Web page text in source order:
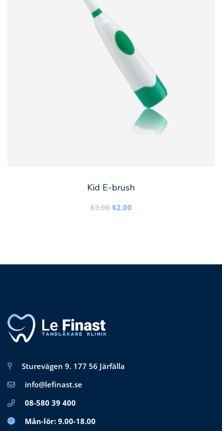
Kid E-brush
$3.00 Det
$2.00
Sturevägen 9. 177 56 Järfälla
info@lefinast.se
08-580 39 400
Mån-lör: 9.00-18.00